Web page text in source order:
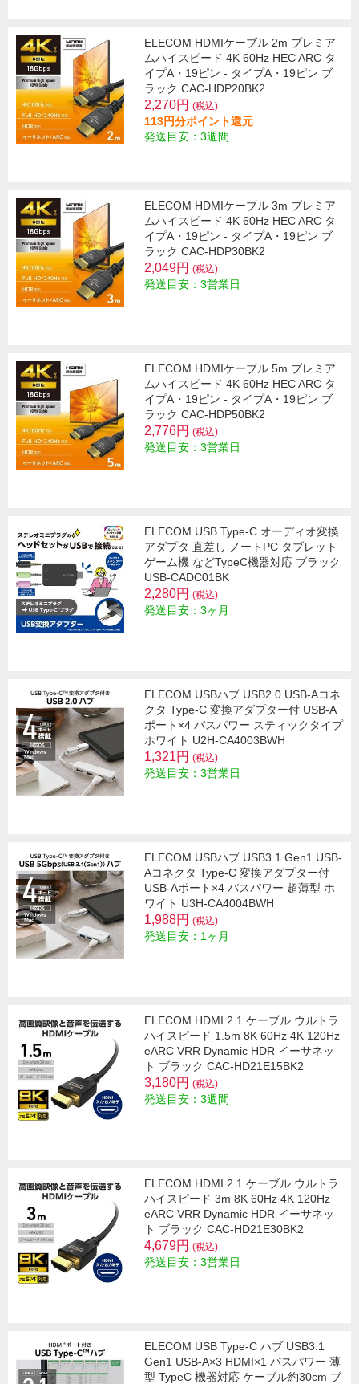
ELECOM HDMIケーブル 2m プレミア
ムハイスピード 4K 60Hz HEC ARC タ
イプA・19ピン - タイプA・19ピン ブ
ラック CAC-HDP20BK2
2,270円 (税込)
113円分ポイント還元
発送目安：3週間
ELECOM HDMIケーブル 3m プレミア
ムハイスピード 4K 60Hz HEC ARC タ
イプA・19ピン - タイプA・19ピン ブ
ラック CAC-HDP30BK2
2,049円 (税込)
発送目安：3営業日
ELECOM HDMIケーブル 5m プレミア
ムハイスピード 4K 60Hz HEC ARC タ
イプA・19ピン - タイプA・19ピン ブ
ラック CAC-HDP50BK2
2,776円 (税込)
発送目安：3営業日
ELECOM USB Type-C オーディオ変換
アダプタ 直差し ノートPC タブレット
ゲーム機 などTypeC機器対応 ブラック
USB-CADC01BK
2,280円 (税込)
発送目安：3ヶ月
ELECOM USBハブ USB2.0 USB-Aコネ
クタ Type-C 変換アダプター付 USB-A
ポート×4 バスパワー スティックタイプ
ホワイト U2H-CA4003BWH
1,321円 (税込)
発送目安：3営業日
ELECOM USBハブ USB3.1 Gen1 USB-
Aコネクタ Type-C 変換アダプター付
USB-Aポート×4 バスパワー 超薄型 ホ
ワイト U3H-CA4004BWH
1,988円 (税込)
発送目安：1ヶ月
ELECOM HDMI 2.1 ケーブル ウルトラ
ハイスピード 1.5m 8K 60Hz 4K 120Hz
eARC VRR Dynamic HDR イーサネッ
ト ブラック CAC-HD21E15BK2
3,180円 (税込)
発送目安：3週間
ELECOM HDMI 2.1 ケーブル ウルトラ
ハイスピード 3m 8K 60Hz 4K 120Hz
eARC VRR Dynamic HDR イーサネッ
ト ブラック CAC-HD21E30BK2
4,679円 (税込)
発送目安：3営業日
ELECOM USB Type-C ハブ USB3.1
Gen1 USB-A×3 HDMI×1 バスパワー 薄
型 TypeC 機器対応 ケーブル約30cm ブ